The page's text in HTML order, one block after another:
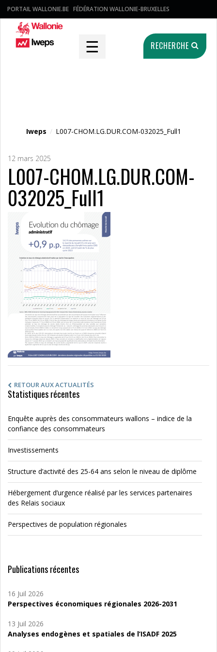
PORTAIL WALLONIE.BE FÉDÉRATION WALLONIE-BRUXELLES
☰ RECHERCHE
Iweps / L007-CHOM.LG.DUR.COM-032025_Full1
12 mars 2025
L007-CHOM.LG.DUR.COM-
032025_Full1
RETOUR AUX ACTUALITÉS
Statistiques récentes
Enquête auprès des consommateurs wallons – indice de la
confiance des consommateurs
Investissements
Structure d’activité des 25-64 ans selon le niveau de diplôme
Hébergement d’urgence réalisé par les services partenaires
des Relais sociaux
Perspectives de population régionales
Publications récentes
16 Juil 2026
Perspectives économiques régionales 2026-2031
13 Juil 2026
Analyses endogènes et spatiales de l’ISADF 2025